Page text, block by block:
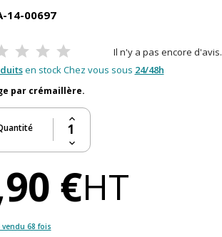
14-00697
Il n'y a pas encore d'avis.
en stock Chez vous sous 24/48h
par crémaillère.
€HT
68 fois